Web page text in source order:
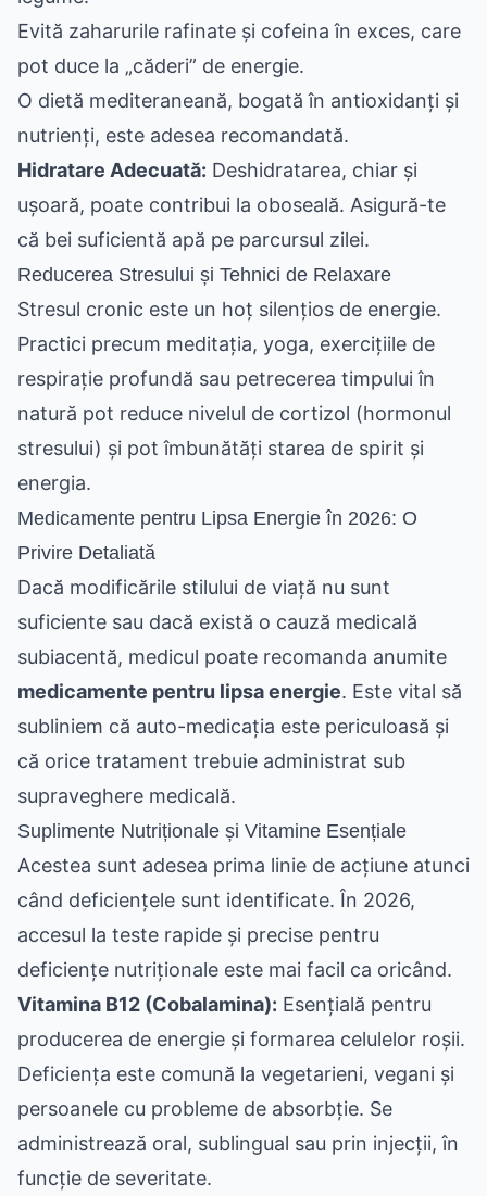
Evită zaharurile rafinate și cofeina în exces, care
pot duce la „căderi” de energie.
O dietă mediteraneană, bogată în antioxidanți și
nutrienți, este adesea recomandată.
Hidratare Adecuată: Deshidratarea, chiar și
ușoară, poate contribui la oboseală. Asigură-te
că bei suficientă apă pe parcursul zilei.
Reducerea Stresului și Tehnici de Relaxare
Stresul cronic este un hoț silențios de energie.
Practici precum meditația, yoga, exercițiile de
respirație profundă sau petrecerea timpului în
natură pot reduce nivelul de cortizol (hormonul
stresului) și pot îmbunătăți starea de spirit și
energia.
Medicamente pentru Lipsa Energie în 2026: O
Privire Detaliată
Dacă modificările stilului de viață nu sunt
suficiente sau dacă există o cauză medicală
subiacentă, medicul poate recomanda anumite
medicamente pentru lipsa energie. Este vital să
subliniem că auto-medicația este periculoasă și
că orice tratament trebuie administrat sub
supraveghere medicală.
Suplimente Nutriționale și Vitamine Esențiale
Acestea sunt adesea prima linie de acțiune atunci
când deficiențele sunt identificate. În 2026,
accesul la teste rapide și precise pentru
deficiențe nutriționale este mai facil ca oricând.
Vitamina B12 (Cobalamina): Esențială pentru
producerea de energie și formarea celulelor roșii.
Deficiența este comună la vegetarieni, vegani și
persoanele cu probleme de absorbție. Se
administrează oral, sublingual sau prin injecții, în
funcție de severitate.